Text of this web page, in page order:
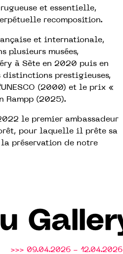
et essentielle,
recomposition.
et internationale,
plusieurs musées,
à Sète en 2020 puis en
prestigieuses,
(2000) et le prix «
Rampp (2025).
le premier ambassadeur
pour laquelle il prête sa
préservation de notre
>>> 09.04.2026 - 12.04.2026